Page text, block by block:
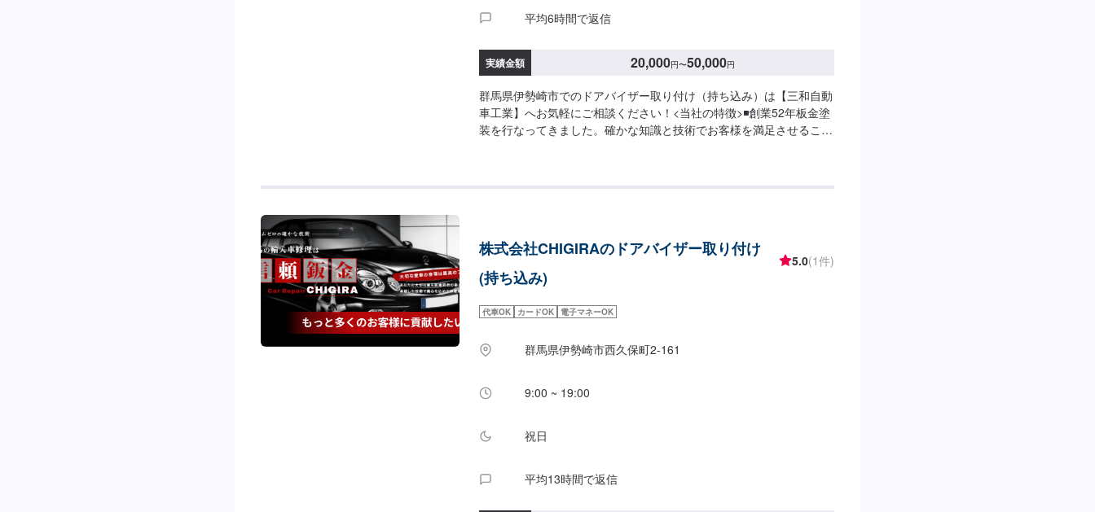
平均6時間で返信
実績金額 20,000円〜50,000円
群馬県伊勢崎市でのドアバイザー取り付け（持ち込み）は【三和自動
車工業】へお気軽にご相談ください！<当社の特徴>◾創業52年板金塗
装を行なってきました。確かな知識と技術でお客様を満足させること
【4】仕上がり次第納車-----納期について-----納期は通常即日で納車と
なります。(要相談)納期は前後する場合がございます。予めご了承く
ださい。-----代車について-----代車をご用意しています。お車の作業
いております。-----ご来店時の注意、受付方法-----入庫の際はお気を
スに駐車してください。受付はスタッフへ「メンテモで予約しまし
休日：日曜日、祝日営業時間：8:30~17:30
株式会社CHIGIRAのドアバイザー取り付け
(持ち込み)
5.0(1件)
代車OK カードOK 電子マネーOK
群馬県伊勢崎市西久保町2-161
9:00 ~ 19:00
祝日
平均13時間で返信